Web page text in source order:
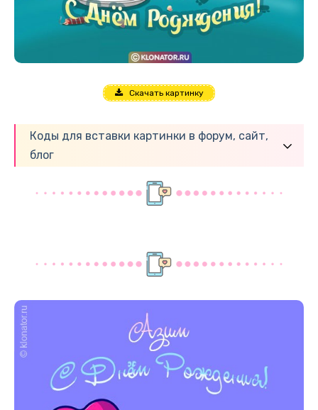
Скачать картинку
Коды для вставки картинки в форум, сайт,
блог